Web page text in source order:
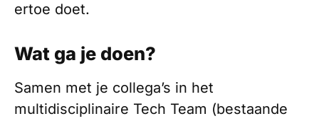
ertoe doet.
Wat ga je doen?
Samen met je collega’s in het
multidisciplinaire Tech Team (bestaande